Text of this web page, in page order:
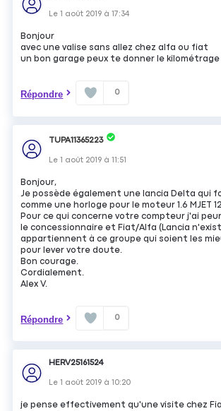
Le1 août 2019 à17:34
Bonjour
avec une valise sans allez chez alfa ou fiat
un bon garage peux te donner le
Répondre 0
TUPA11365223
Le1 août 2019 à11:51
Bonjour,
Je possède également une lancia Delta qui
comme une horloge pour le moteur 1.6 MJET
Pour ce qui concerne votre compteur j'ai
le concessionnaire et Fiat/Alfa (Lancia
appartiennent à ce groupe qui soient les
pour lever votre doute.
Bon courage.
Cordialement.
Alex V.
Répondre 0
HERV25161524
Le1 août 2019 à10:20
je pense effectivement qu'une visite chez